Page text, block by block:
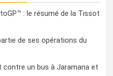
: le résumé de la Tissot
de ses opérations du
contre un bus à Jaramana et